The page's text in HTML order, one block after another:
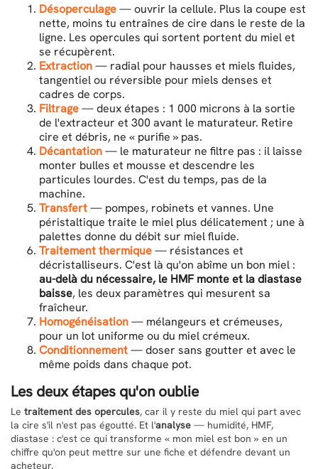
Désoperculage— ouvrir la cellule. Plus la coupe est
nette, moins tu entraînes de cire dans le reste de la
ligne. Les opercules qui sortent portent du miel et
se récupèrent.
Extraction— radial pour hausses et miels fluides,
tangentiel ou réversible pour miels denses et
cadres de corps.
Filtrage— deux étapes : 1 000 microns à la sortie
de l'extracteur et 300 avant le maturateur. Retire
cire et débris, ne « purifie » pas.
Décantation— le maturateur ne filtre pas : il laisse
monter bulles et mousse et descendre les
particules lourdes. C'est du temps, pas de la
machine.
Transfert— pompes, robinets et vannes. Une
péristaltique traite le miel plus délicatement ; une à
palettes donne du débit sur miel fluide.
Traitement thermique— résistances et
décristalliseurs. C'est là qu'on abîme un bon miel :
au-delà du nécessaire, le HMF monte et la diastase
baisse, les deux paramètres qui mesurent sa
fraîcheur.
Homogénéisation— mélangeurs et crémeuses,
pour un lot uniforme ou du miel crémeux.
Conditionnement— doser sans goutter et avec le
même poids dans chaque pot.
Les deux étapes qu'on oublie
Le traitement des opercules, car il y reste du miel qui part avec
la cire s'il n'est pas égoutté. Et l'analyse — humidité, HMF,
diastase : c'est ce qui transforme « mon miel est bon » en un
chiffre qu'on peut mettre sur une fiche et défendre devant un
acheteur.